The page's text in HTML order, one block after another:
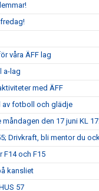
våra ÄFF lag
a-lag
med ÄFF
av fotboll och glädje
måndagen den 17 juni KL
Drivkraft, bli mentor du
F14 och F15
kansliet
57